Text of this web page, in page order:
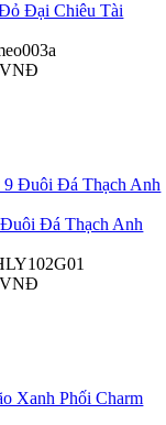
Đại Chiêu Tài
VNĐ
Đá Thạch Anh
VNĐ